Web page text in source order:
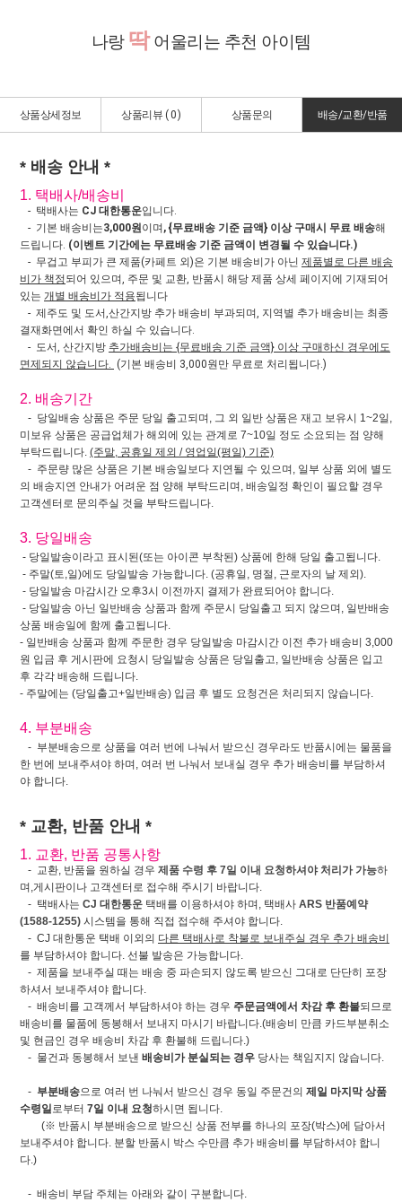
나랑 딱어울리는 추천 아이템
상품상세정보 상품리뷰 ( 0) 상품문의 배송/교환/반품
* 배송 안내 *
1. 택배사/배송비
- 택배사는 CJ 대한통운입니다.
- 기본 배송비는3,000원이며 , {무료배송 기준 금액} 이상 구매시 무료 배송해
드립니다. (이벤트 기간에는 무료배송 기준 금액이 변경될 수 있습니다.)
- 무겁고 부피가 큰 제품(카페트 외)은 기본 배송비가 아닌 제품별로 다른 배송
비가 책정되어 있으며, 주문 및 교환, 반품시 해당 제품 상세 페이지에 기재되어
있는 개별 배송비가 적용됩니다
- 제주도 및 도서,산간지방 추가 배송비 부과되며, 지역별 추가 배송비는 최종
결재화면에서 확인 하실 수 있습니다.
- 도서, 산간지방 추가배송비는 {무료배송 기준 금액} 이상 구매하신 경우에도
면제되지 않습니다. (기본 배송비 3,000원만 무료로 처리됩니다.)
2. 배송기간
- 당일배송 상품은 주문 당일 출고되며, 그 외 일반 상품은 재고 보유시 1~2일,
미보유 상품은 공급업체가 해외에 있는 관계로 7~10일 정도 소요되는 점 양해
부탁드립니다. (주말, 공휴일 제외 / 영업일(평일) 기준)
- 주문량 많은 상품은 기본 배송일보다 지연될 수 있으며, 일부 상품 외에 별도
의 배송지연 안내가 어려운 점 양해 부탁드리며, 배송일정 확인이 필요할 경우
고객센터로 문의주실 것을 부탁드립니다.
3. 당일배송
- 당일발송이라고 표시된(또는 아이콘 부착된) 상품에 한해 당일 출고됩니다.
- 주말(토,일)에도 당일발송 가능합니다. (공휴일, 명절, 근로자의 날 제외).
- 당일발송 마감시간 오후3시 이전까지 결제가 완료되어야 합니다.
- 당일발송 아닌 일반배송 상품과 함께 주문시 당일출고 되지 않으며, 일반배송
상품 배송일에 함께 출고됩니다.
- 일반배송 상품과 함께 주문한 경우 당일발송 마감시간 이전 추가 배송비 3,000
원 입금 후 게시판에 요청시 당일발송 상품은 당일출고, 일반배송 상품은 입고
후 각각 배송해 드립니다.
- 주말에는 (당일출고+일반배송) 입금 후 별도 요청건은 처리되지 않습니다.
4. 부분배송
- 부분배송으로 상품을 여러 번에 나눠서 받으신 경우라도 반품시에는 물품을
한 번에 보내주셔야 하며, 여러 번 나눠서 보내실 경우 추가 배송비를 부담하셔
야 합니다.
* 교환, 반품 안내 *
1. 교환, 반품 공통사항
- 교환, 반품을 원하실 경우 제품 수령 후 7일 이내 요청하셔야 처리가 가능하
며,게시판이나 고객센터로 접수해 주시기 바랍니다.
- 택배사는 CJ 대한통운 택배를 이용하셔야 하며, 택배사 ARS 반품예약
(1588-1255) 시스템을 통해 직접 접수해 주셔야 합니다.
- CJ 대한통운 택배 이외의 다른 택배사로 착불로 보내주실 경우 추가 배송비
를 부담하셔야 합니다. 선불 발송은 가능합니다.
- 제품을 보내주실 때는 배송 중 파손되지 않도록 받으신 그대로 단단히 포장
하셔서 보내주셔야 합니다.
- 배송비를 고객께서 부담하셔야 하는 경우 주문금액에서 차감 후 환불되므로
배송비를 물품에 동봉해서 보내지 마시기 바랍니다.(배송비 만큼 카드부분취소
및 현금인 경우 배송비 차감 후 환불해 드립니다.)
- 물건과 동봉해서 보낸 배송비가 분실되는 경우 당사는 책임지지 않습니다.
- 부분배송으로 여러 번 나눠서 받으신 경우 동일 주문건의 제일 마지막 상품
수령일로부터 7일 이내 요청하시면 됩니다.
(※ 반품시 부분배송으로 받으신 상품 전부를 하나의 포장(박스)에 담아서
보내주셔야 합니다. 분할 반품시 박스 수만큼 추가 배송비를 부담하셔야 합니
다.)
- 배송비 부담 주체는 아래와 같이 구분합니다.